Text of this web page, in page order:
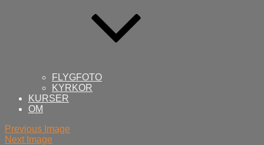
FLYGFOTO
KYRKOR
KURSER
OM
Previous Image
Next Image